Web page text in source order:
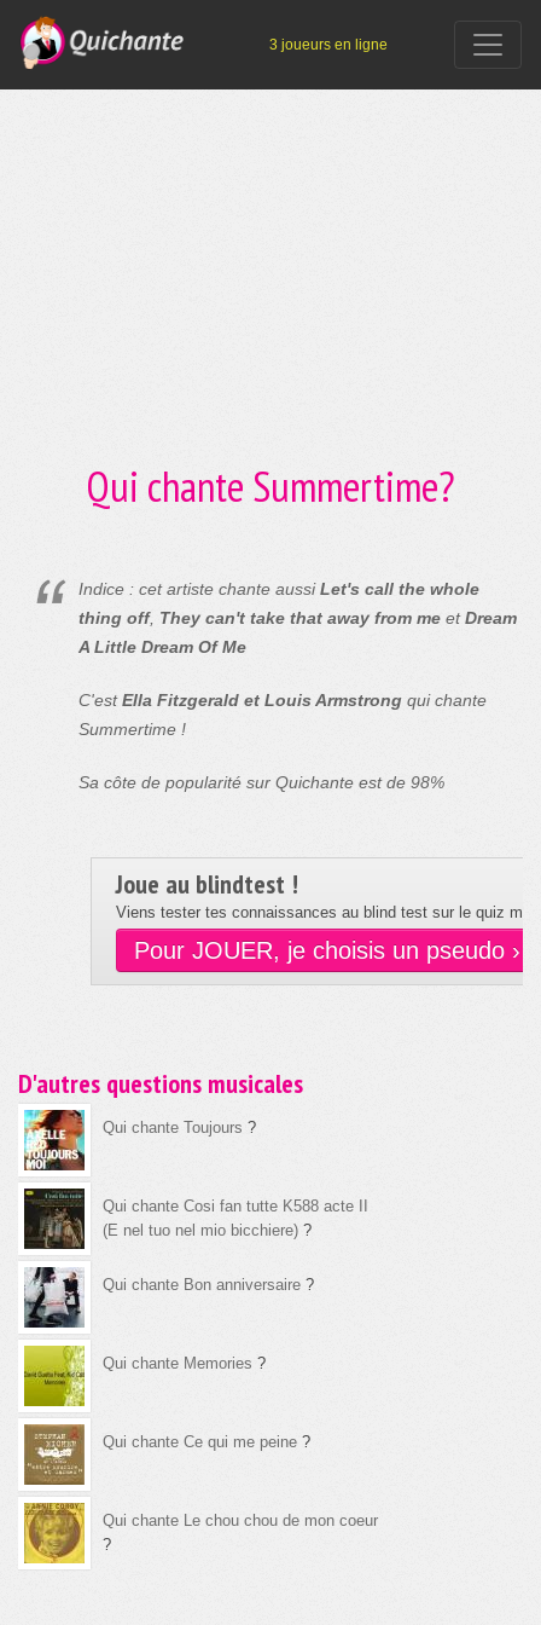
3 joueurs en ligne
Qui chante Summertime?
Indice : cet artiste chante aussiLet's call the whole
thing off, They can't take that away from me etDream
A Little Dream Of Me
C'estElla Fitzgerald et Louis Armstrong qui chante
Summertime !
Sa côte de popularité sur Quichante est de 98%
Joue au blindtest !
Viens tester tes connaissances au blind test sur le quiz
Pour JOUER, je choisis un pseudo ›
D'autres questions musicales
Qui chante Toujours ?
Qui chante Cosi fan tutte K588 acte II
(E nel tuo nel mio bicchiere) ?
Qui chante Bon anniversaire ?
Qui chante Memories ?
Qui chante Ce qui me peine ?
Qui chante Le chou chou de mon coeur
?